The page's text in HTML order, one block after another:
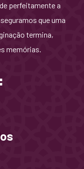
perfeitamente a
que uma
termina,
memórias.